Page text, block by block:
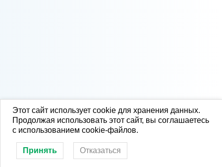
Этот сайт использует cookie для хранения данных.
Продолжая использовать этот сайт, вы соглашаетесь
с использованием cookie-файлов.
Принять Отказаться